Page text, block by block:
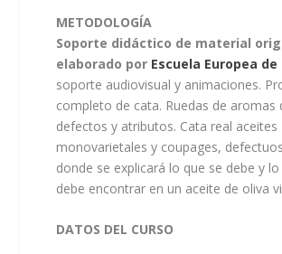
METODOLOGÍA
Soporte didáctico de material
elaborado por Escuela Europea de
soporte audiovisual y animaciones.
completo de cata. Ruedas de aromas
defectos y atributos. Cata real aceites
monovarietales y coupages,
donde se explicará lo que se debe y
debe encontrar en un aceite de oliva
DATOS DEL CURSO